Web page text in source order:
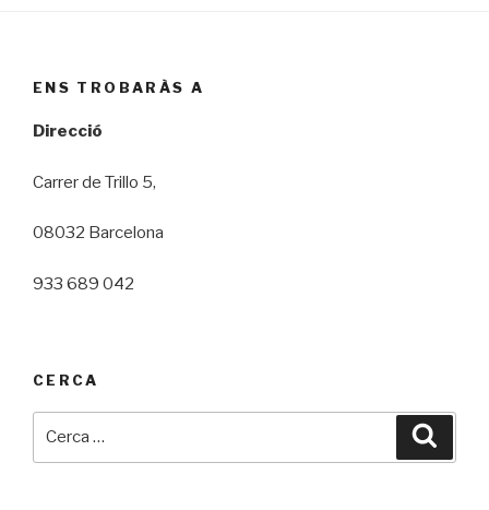
ENS TROBARÀS A
Direcció
Carrer de Trillo 5,
08032 Barcelona
933 689 042
CERCA